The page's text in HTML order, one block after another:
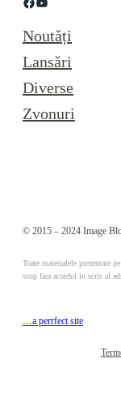
Noutăți
Lansări
Diverse
Zvonuri
© 2015 – 2024 Image
Toate materialele prezentate
scop fara acordul in scris al
…a perrfect site